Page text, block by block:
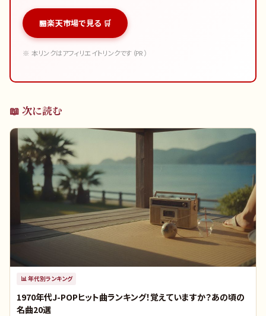
楽天市場で見る 🛒
※ 本リンクはアフィリエイトリンクです（PR）
📖 次に読む
📊年代別ランキング
1970年代J-POPヒット曲ランキング！覚えていますか？あの頃の
名曲20選